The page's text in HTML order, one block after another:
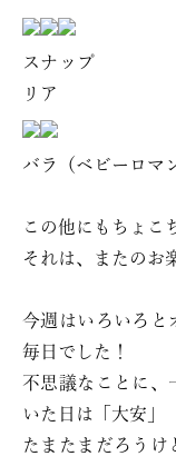
スナッ
リア ヒ
バラ（ベビーロ
この他にもちょこ
それは、またのお
今週はいろいろ
毎日でした！
不思議なことに、
いた日は「大安」
たまたまだろうけ